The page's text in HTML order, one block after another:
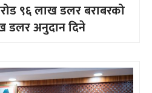
९६ लाख डलर बराबरको
डलर अनुदान दिने